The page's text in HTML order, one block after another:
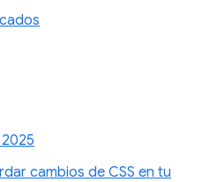
cambios de CSS en tu